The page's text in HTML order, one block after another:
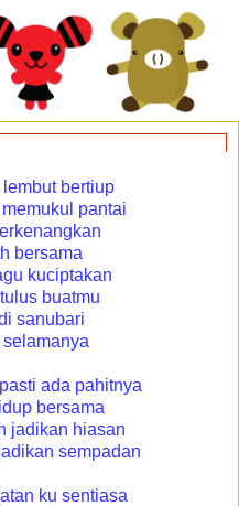
bertiup
pantai
bersama
kuciptakan
buatmu
sanubari
ada pahitnya
bersama
jadikan hiasan
sempadan
ku sentiasa